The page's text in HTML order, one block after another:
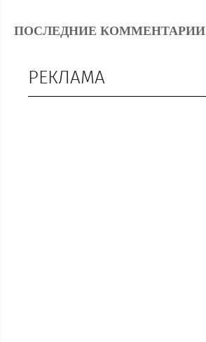
ПОСЛЕДНИЕ КОММЕНТАРИИ
РЕКЛАМА